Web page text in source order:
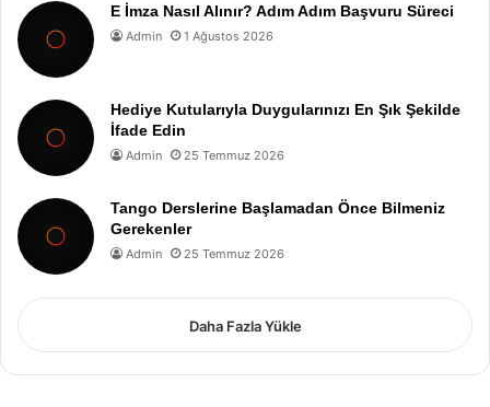
E İmza Nasıl Alınır? Adım Adım Başvuru Süreci
Admin 1 Ağustos 2026
Hediye Kutularıyla Duygularınızı En Şık Şekilde
İfade Edin
Admin 25 Temmuz 2026
Tango Derslerine Başlamadan Önce Bilmeniz
Gerekenler
Admin 25 Temmuz 2026
Daha Fazla Yükle